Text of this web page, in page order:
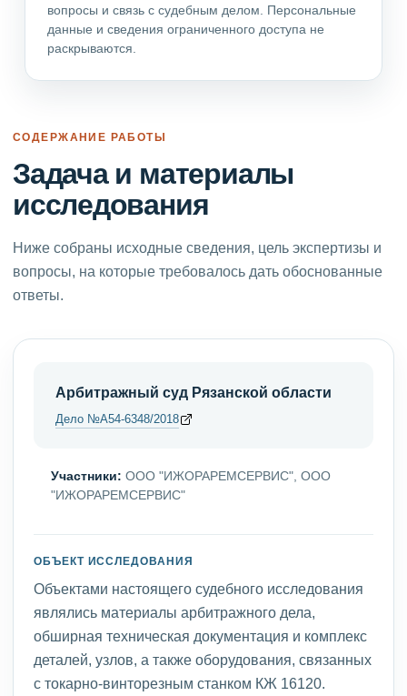
вопросы и связь с судебным делом. Персональные
данные и сведения ограниченного доступа не
раскрываются.
СОДЕРЖАНИЕ РАБОТЫ
Задача и материалы
исследования
Ниже собраны исходные сведения, цель экспертизы и
вопросы, на которые требовалось дать обоснованные
ответы.
Арбитражный суд Рязанской области
Дело №А54-6348/2018
Участники: ООО "ИЖОРАРЕМСЕРВИС", ООО
"ИЖОРАРЕМСЕРВИС"
ОБЪЕКТ ИССЛЕДОВАНИЯ
Объектами настоящего судебного исследования
являлись материалы арбитражного дела,
обширная техническая документация и комплекс
деталей, узлов, а также оборудования, связанных
с токарно-винторезным станком КЖ 16120.